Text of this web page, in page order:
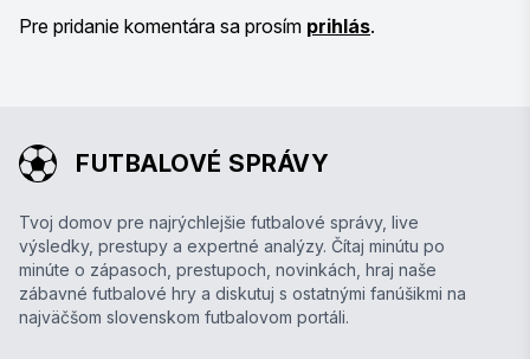
Pre pridanie komentára sa prosím prihlás.
FUTBALOVÉ SPRÁVY
Tvoj domov pre najrýchlejšie futbalové správy, live
výsledky, prestupy a expertné analýzy. Čítaj minútu po
minúte o zápasoch, prestupoch, novinkách, hraj naše
zábavné futbalové hry a diskutuj s ostatnými fanúšikmi na
najväčšom slovenskom futbalovom portáli.